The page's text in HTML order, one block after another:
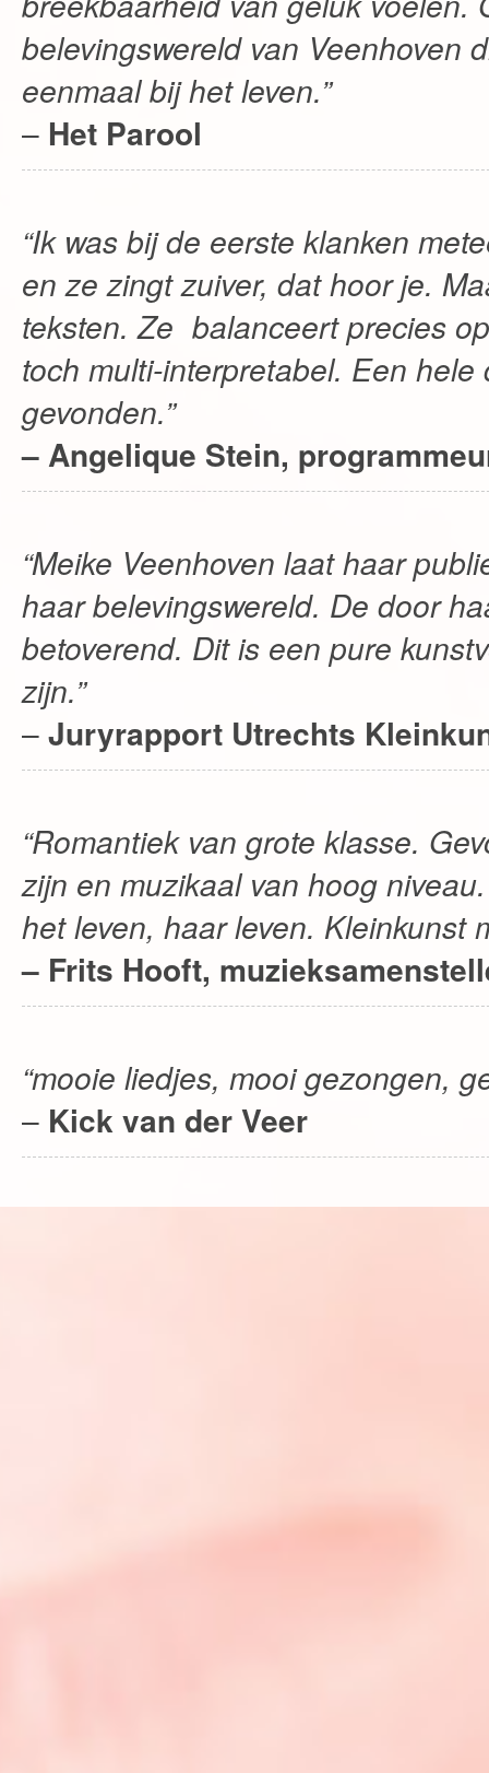
belevingswereld van Veenhoven
eenmaal bij het leven.”
– Het Parool
“Ik was bij de eerste klanken
en ze zingt zuiver, dat hoor je.
teksten. Ze balanceert precies
toch multi-interpretabel. Een
gevonden.”
– Angelique Stein,
“Meike Veenhoven laat haar
haar belevingswereld. De door
betoverend. Dit is een pure
zijn.”
– Juryrapport Utrechts
“Romantiek van grote klasse.
zijn en muzikaal van hoog
het leven, haar leven. Kleinkunst
– Frits Hooft,
“mooie liedjes, mooi gezongen,
– Kick van der Veer